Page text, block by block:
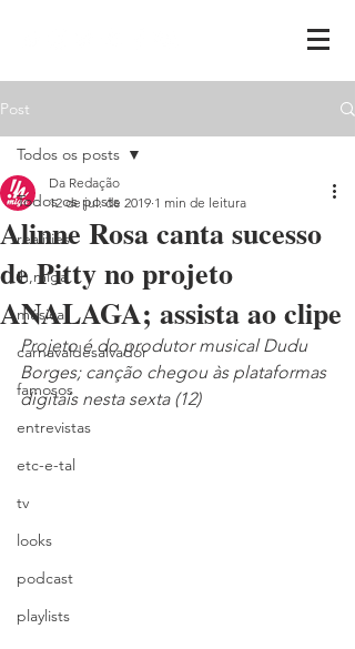
Post
Todos os posts
realities
ih,miga
música
carnavaldesalvador
famosos
entrevistas
etc-e-tal
tv
looks
podcast
playlists
Todos os posts
Alinne Rosa canta sucesso
de Pitty no projeto
ANALAGA; assista ao clipe
Da Redação
12 de jul. de 2019 1 min de leitura
Projeto é do produtor musical Dudu
Borges; canção chegou às plataformas
digitais nesta sexta (12)